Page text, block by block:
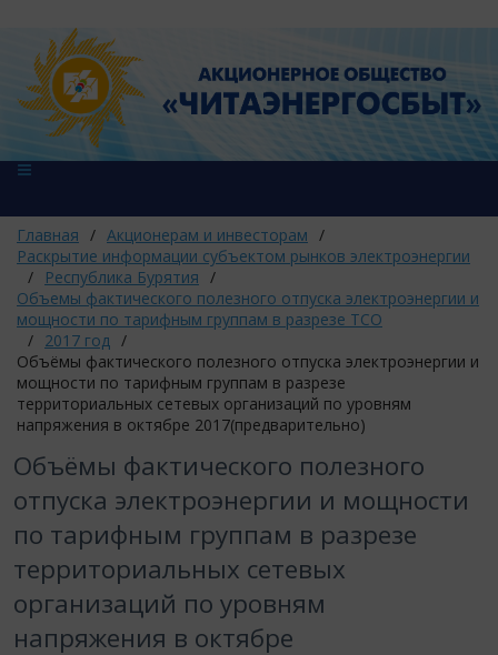
Главная / Акционерам и инвесторам /
Раскрытие информации субъектом рынков электроэнергии
/
Республика Бурятия /
Объемы фактического полезного отпуска электроэнергии и
мощности по тарифным группам в разрезе ТСО
/ 2017 год /
Объёмы фактического полезного отпуска электроэнергии и
мощности по тарифным группам в разрезе
территориальных сетевых организаций по уровням
напряжения в октябре 2017(предварительно)
Объёмы фактического полезного
отпуска электроэнергии и мощности
по тарифным группам в разрезе
территориальных сетевых
организаций по уровням
напряжения в октябре